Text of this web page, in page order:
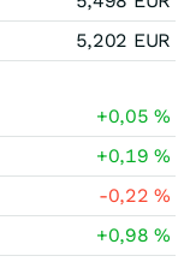
5,202 EUR
+0,05%
+0,19%
-0,22%
+0,98%